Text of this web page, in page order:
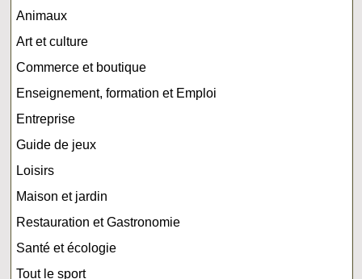
Animaux
Art et culture
Commerce et boutique
Enseignement, formation et Emploi
Entreprise
Guide de jeux
Loisirs
Maison et jardin
Restauration et Gastronomie
Santé et écologie
Tout le sport